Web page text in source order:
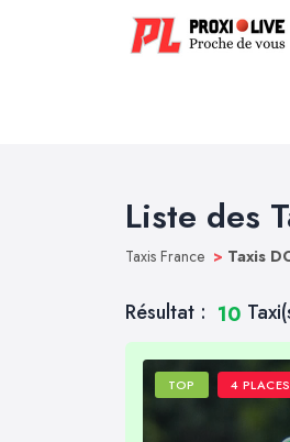
Liste des
Taxis France > Taxis
Résultat : 10
TOP 4 PLACES